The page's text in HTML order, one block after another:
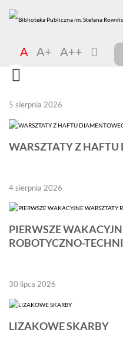
A A+ A++
5 sierpnia 2026
WARSZTATY Z
4 sierpnia 2026
PIERWSZE
ROBOTYCZNO-
30 lipca 2026
LIZAKOWE SKARBY